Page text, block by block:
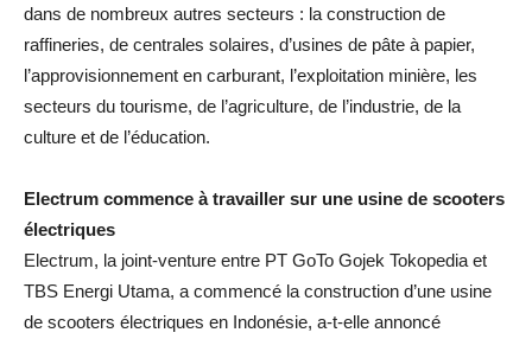
dans de nombreux autres secteurs : la construction de
raffineries, de centrales solaires, d’usines de pâte à papier,
l’approvisionnement en carburant, l’exploitation minière, les
secteurs du tourisme, de l’agriculture, de l’industrie, de la
culture et de l’éducation.
Electrum commence à travailler sur une usine de scooters
électriques
Electrum, la joint-venture entre PT GoTo Gojek Tokopedia et
TBS Energi Utama, a commencé la construction d’une usine
de scooters électriques en Indonésie, a-t-elle annoncé